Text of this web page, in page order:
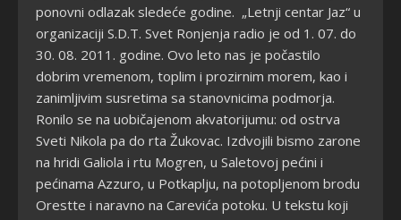
ponovni odlazak sledeće godine. „Letnji centar Jaz“ u
organizaciji S.D.T. Svet Ronjenja radio je od 1. 07. do
30. 08. 2011. godine. Ovo leto nas je počastilo
dobrim vremenom, toplim i prozirnim morem, kao i
zanimljivim susretima sa stanovnicima podmorja.
Ronilo se na uobičajenom akvatorijumu: od ostrva
Sveti Nikola pa do rta Žukovac. Izdvojili bismo zarone
na hridi Galiola i rtu Mogren, u Saletovoj pećini i
pećinama Azzuro, u Potkaplju, na potopljenom brodu
Orestte i naravno na Carevića potoku. U tekstu koji